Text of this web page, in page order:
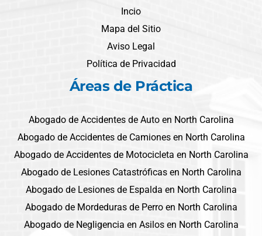
Incio
Mapa del Sitio
Aviso Legal
Política de Privacidad
Áreas de Práctica
Abogado de Accidentes de Auto en North Carolina
Abogado de Accidentes de Camiones en North Carolina
Abogado de Accidentes de Motocicleta en North Carolina
Abogado de Lesiones Catastróficas en North Carolina
Abogado de Lesiones de Espalda en North Carolina
Abogado de Mordeduras de Perro en North Carolina
Abogado de Negligencia en Asilos en North Carolina